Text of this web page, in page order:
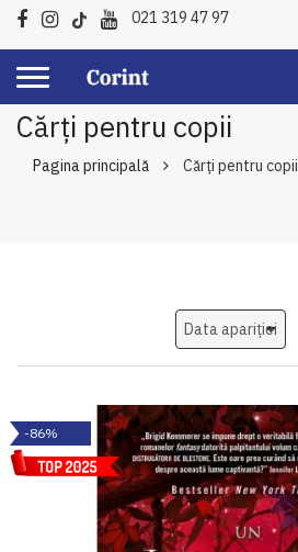
021 319 47 97
Cărți pentru copii
Pagina principală Cărți pentru copii
-86%